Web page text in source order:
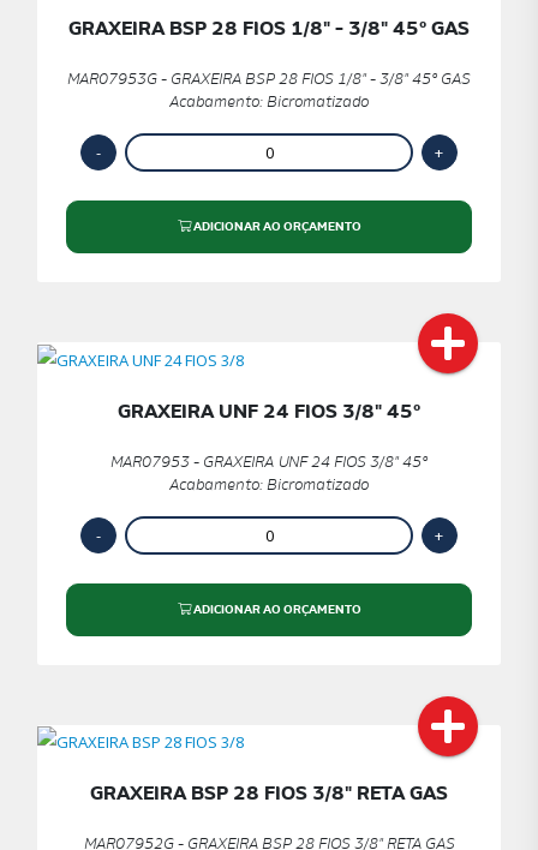
GRAXEIRA BSP 28 FIOS 1/8" - 3/8" 45º GAS
MAR07953G - GRAXEIRA BSP 28 FIOS 1/8" - 3/8" 45º GAS
Acabamento: Bicromatizado
ADICIONAR AO ORÇAMENTO
GRAXEIRA UNF 24 FIOS 3/8" 45º
MAR07953 - GRAXEIRA UNF 24 FIOS 3/8" 45º
Acabamento: Bicromatizado
ADICIONAR AO ORÇAMENTO
GRAXEIRA BSP 28 FIOS 3/8" RETA GAS
MAR07952G - GRAXEIRA BSP 28 FIOS 3/8" RETA GAS